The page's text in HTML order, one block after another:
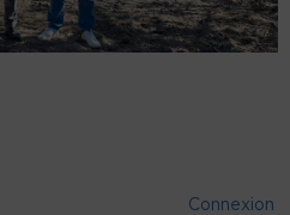
Connexion